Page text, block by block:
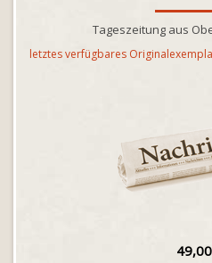
Tageszeitung aus
letztes verfügbares